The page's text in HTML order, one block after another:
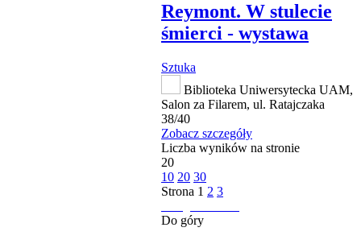
Reymont. W stulecie
śmierci - wystawa
Sztuka
Biblioteka Uniwersytecka UAM,
Salon za Filarem, ul. Ratajczaka
38/40
Zobacz szczegóły
Liczba wyników na stronie
20
10 20 30
Strona 1 2 3
Do góry